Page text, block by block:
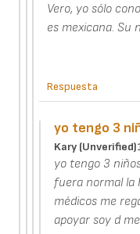
Vero, yo sólo
es mexicana. Su
Respuesta
yo tengo 3
Kary (unverified)
yo tengo 3
fuera normal la
médicos me
apoyar soy d